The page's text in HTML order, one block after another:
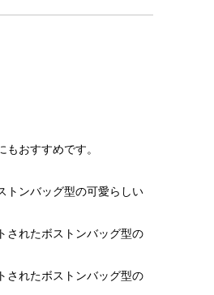
おすすめです。
トンバッグ型の可愛らしい
されたボストンバッグ型の
されたボストンバッグ型の